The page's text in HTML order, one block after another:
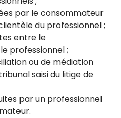
par le consommateur
du professionnel ;
entre le
professionnel ;
ou de médiation
saisi du litige de
par un professionnel